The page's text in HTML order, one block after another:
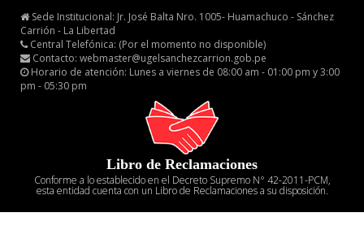
Sede Institucional: Jr. José Balta Nro. 1005- Huamachuco - Sánchez
Carrión - La Libertad
Central Telefónica: (Por el momento no disponible)
Contacto: webmaster@ugelsanchezcarrion.gob.pe
Horario de atención: Lunes a viernes de 08:00 am - 01:00 pm y 3:00
pm - 05:30 pm
Libro de Reclamaciones
Conforme a lo establecido en el Decreto Supremo N° 42-2011-PCM,
esta entidad cuenta con un Libro de Reclamaciones a su disposición.